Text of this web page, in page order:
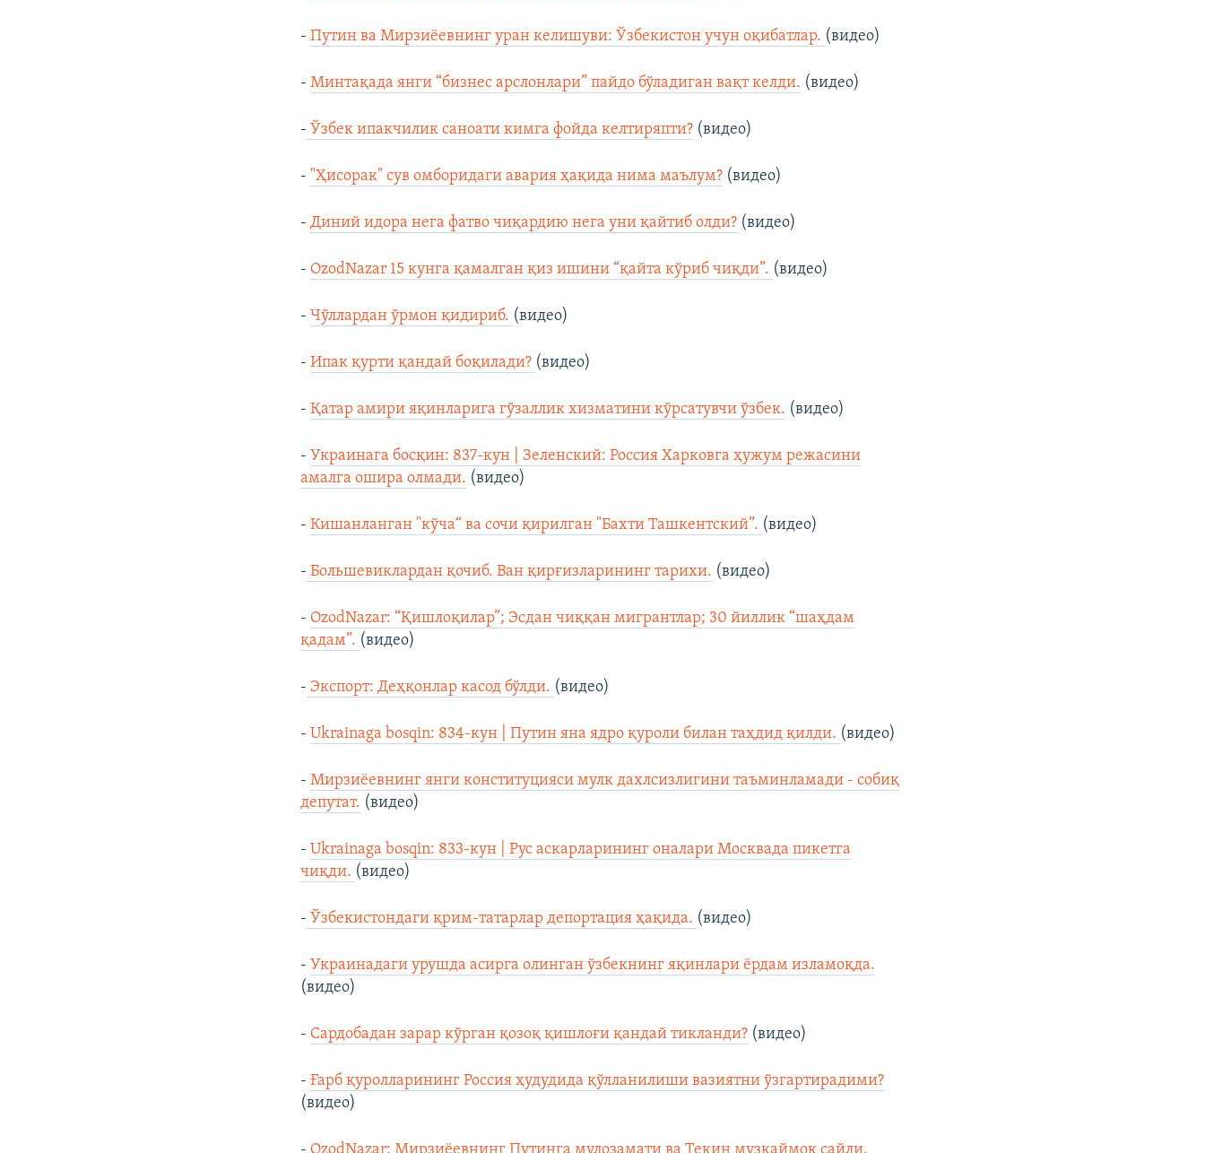
-Путин ва Мирзиёевнинг уран келишуви: Ўзбекистон учун оқибатлар. (видео)
-Минтақада янги “бизнес арслонлари” пайдо бўладиган вақт келди. (видео)
- Ўзбек ипакчилик саноати кимга фойда келтиряпти? (видео)
- "Ҳисорак" сув омборидаги авария ҳақида нима маълум? (видео)
-Диний идора нега фатво чиқардию нега уни қайтиб олди? (видео)
- OzodNazar 15 кунга қамалган қиз ишини “қайта кўриб чиқди”. (видео)
-Чўллардан ўрмон қидириб. (видео)
-Ипак қурти қандай боқилади? (видео)
-Қатар амири яқинларига гўзаллик хизматини кўрсатувчи ўзбек. (видео)
-Украинага босқин: 837-кун | Зеленский: Россия Харковга ҳужум режасини
амалга ошира олмади. (видео)
-Кишанланган "кўча“ ва сочи қирилган "Бахти Ташкентский”. (видео)
- Большевиклардан қочиб. Ван қирғизларининг тарихи. (видео)
- OzodNazar: “Қишлоқилар”; Эсдан чиққан мигрантлар; 30 йиллик “шаҳдам
қадам”. (видео)
- Экспорт: Деҳқонлар касод бўлди. (видео)
-Ukrainaga bosqin: 834-кун | Путин яна ядро қуроли билан таҳдид қилди. (видео)
-Мирзиёевнинг янги конституцияси мулк дахлсизлигини таъминламади - собиқ
депутат. (видео)
-Ukrainaga bosqin: 833-кун | Рус аскарларининг оналари Москвада пикетга
чиқди. (видео)
- Ўзбекистондаги қрим-татарлар депортация ҳақида. (видео)
-Украинадаги урушда асирга олинган ўзбекнинг яқинлари ёрдам изламоқда.
(видео)
- Сардобадан зарар кўрган қозоқ қишлоғи қандай тикланди? (видео)
-Ғарб қуролларининг Россия ҳудудида қўлланилиши вазиятни ўзгартирадими?
(видео)